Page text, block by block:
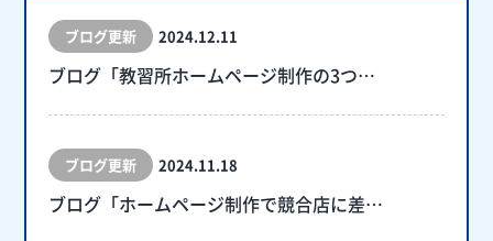
ブログ更新 2024.12.11
ブログ「教習所ホームページ制作の3つ…
ブログ更新 2024.11.18
ブログ「ホームページ制作で競合店に差…